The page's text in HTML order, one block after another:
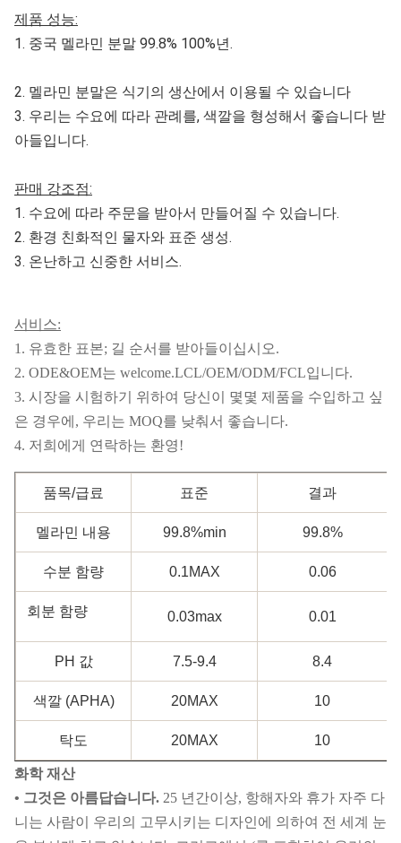
제품 성능:
1. 중국 멜라민 분말 99.8% 100%년.
2. 멜라민 분말은 식기의 생산에서 이용될 수 있습니다
3. 우리는 수요에 따라 관례를, 색깔을 형성해서 좋습니다 받
아들입니다.
판매 강조점:
1. 수요에 따라 주문을 받아서 만들어질 수 있습니다.
2. 환경 친화적인 물자와 표준 생성.
3. 온난하고 신중한 서비스.
서비스:
1. 유효한 표본; 길 순서를 받아들이십시오.
2. ODE&OEM는 welcome.LCL/OEM/ODM/FCL입니다.
3. 시장을 시험하기 위하여 당신이 몇몇 제품을 수입하고 싶
은 경우에, 우리는 MOQ를 낮춰서 좋습니다.
4. 저희에게 연락하는 환영!
품목/급료 표준 결과
멜라민 내용 99.8%min 99.8%
수분 함량 0.1MAX 0.06
회분 함량 0.03max 0.01
PH 값 7.5-9.4 8.4
색깔 (APHA) 20MAX 10
탁도 20MAX 10
화학 재산
• 그것은 아름답습니다. 25 년간이상, 항해자와 휴가 자주 다
니는 사람이 우리의 고무시키는 디자인에 의하여 전 세계 눈